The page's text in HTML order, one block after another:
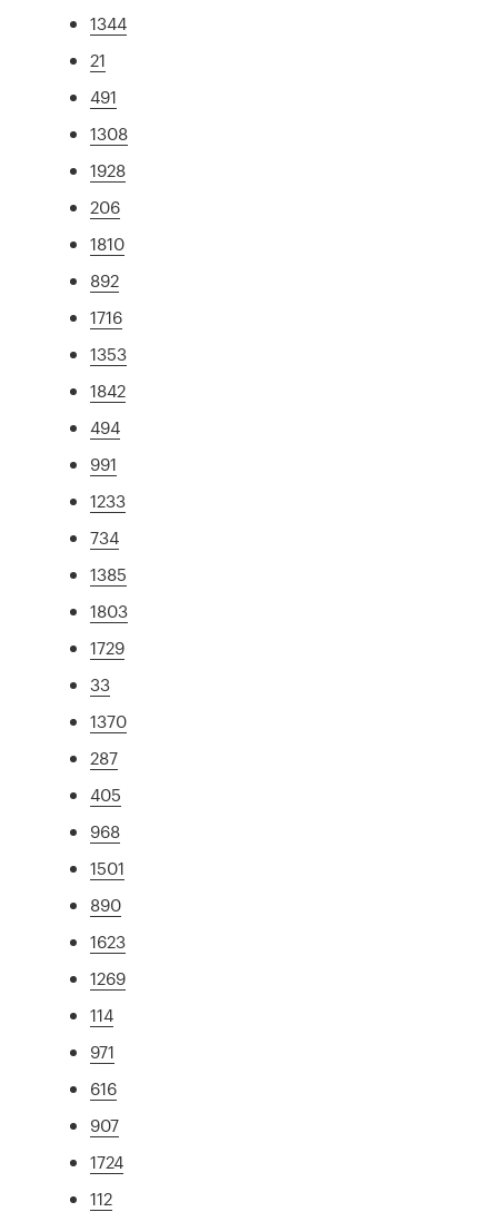
1344
21
491
1308
1928
206
1810
892
1716
1353
1842
494
991
1233
734
1385
1803
1729
33
1370
287
405
968
1501
890
1623
1269
114
971
616
907
1724
112